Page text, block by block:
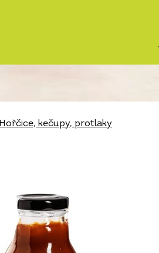
Hořčice, kečupy, protlaky